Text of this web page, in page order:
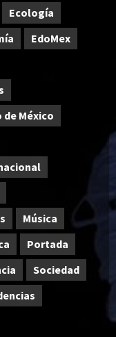
Ecología
EdoMex
de México
Música
Portada
Sociedad